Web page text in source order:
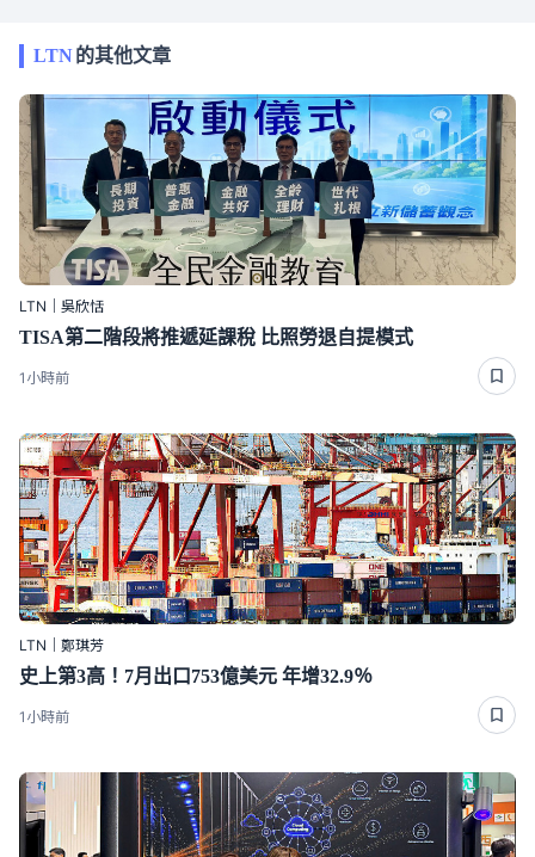
LTN的其他文章
LTN｜吳欣恬
TISA第二階段將推遞延課稅 比照勞退自提模式
1小時前
LTN｜鄭琪芳
史上第3高！7月出口753億美元 年增32.9％
1小時前